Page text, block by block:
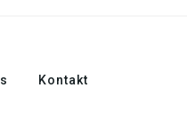
Kontakt